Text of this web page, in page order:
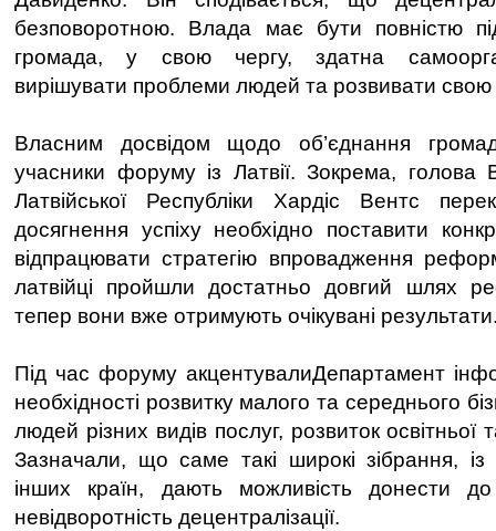
безповоротною. Влада має бути повністю
громада, у свою чергу, здатна
вирішувати проблеми людей та розвивати свою
Власним досвідом щодо об’єднання
учасники форуму із Латвії. Зокрема, голова
Латвійської Республіки Хардіс Вентс
досягнення успіху необхідно поставити
відпрацювати стратегію впровадження
латвійці пройшли достатньо довгий шлях
тепер вони вже отримують очікувані
Під час форуму акцентувалиДепартамент
необхідності розвитку малого та середнього
людей різних видів послуг, розвиток
Зазначали, що саме такі широкі зібрання,
інших країн, дають можливість донести
невідворотність децентралізації.